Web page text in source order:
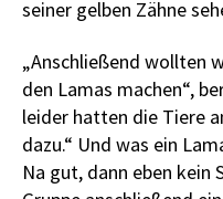
seiner gelben Zähne
„Anschließend wollten
den Lamas machen“,
leider hatten die Tiere
dazu.“ Und was ein
Na gut, dann eben kein